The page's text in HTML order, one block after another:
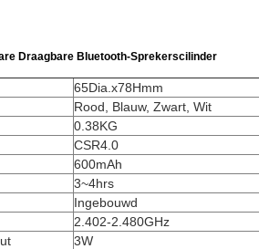
Draagbare Bluetooth-Sprekerscilinder
65Dia.x78Hmm
Rood, Blauw, Zwart, Wit
0.38KG
CSR4.0
600mAh
3~4hrs
Ingebouwd
2.402-2.480GHz
3W